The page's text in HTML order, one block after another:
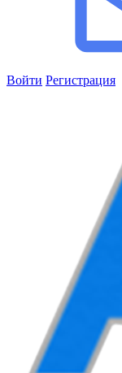
Войти Регистрация